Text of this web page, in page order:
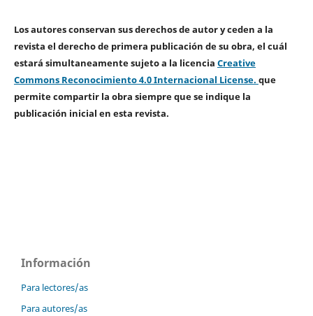
Los autores conservan sus derechos de autor y ceden a la
revista el derecho de primera publicación de su obra, el cuál
estará simultaneamente sujeto a la licencia Creative
Commons Reconocimiento 4.0 Internacional License. que
permite compartir la obra siempre que se indique la
publicación inicial en esta revista.
Información
Para lectores/as
Para autores/as